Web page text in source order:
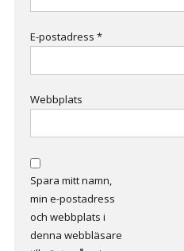
E-postadress *
Webbplats
Spara mitt namn,
min e-postadress
och webbplats i
denna webbläsare